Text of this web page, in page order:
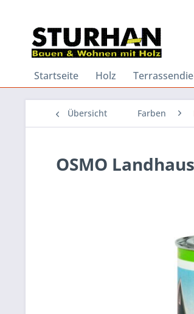
Startseite Holz
Übersicht Farben
OSMO